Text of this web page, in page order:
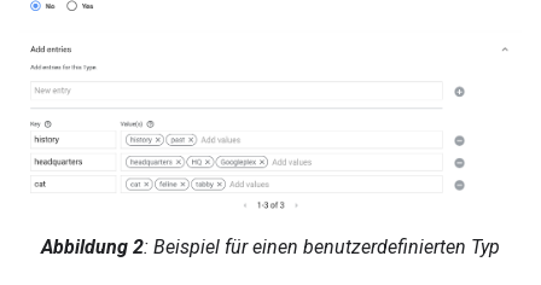
Abbildung 2: Beispiel für einen benutzerdefinierten Typ